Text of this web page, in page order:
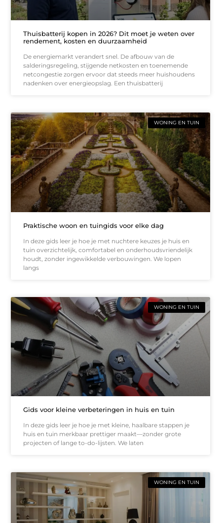
Thuisbatterij kopen in 2026? Dit moet je weten over
rendement, kosten en duurzaamheid
De energiemarkt verandert snel. De afbouw van de
salderingsregeling, stijgende netkosten en toenemende
netcongestie zorgen ervoor dat steeds meer huishoudens
nadenken over energieopslag. Een thuisbatterij
WONING EN TUIN
Praktische woon en tuingids voor elke dag
In deze gids leer je hoe je met nuchtere keuzes je huis en
tuin overzichtelijk, comfortabel en onderhoudsvriendelijk
houdt, zonder ingewikkelde verbouwingen. We lopen
langs
WONING EN TUIN
Gids voor kleine verbeteringen in huis en tuin
In deze gids leer je hoe je met kleine, haalbare stappen je
huis en tuin merkbaar prettiger maakt—zonder grote
projecten of lange to-do-lijsten. We laten
WONING EN TUIN